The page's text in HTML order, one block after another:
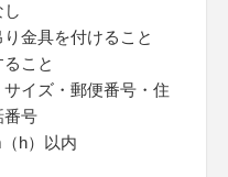
金具を付けること
こと
イズ・郵便番号・住
番号
h）以内